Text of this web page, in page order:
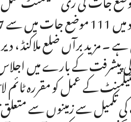
گئی ہے جو 51 فیصد بنتی ہے ۔ مزید برآں
کے بارے میں اجلاس
کے عمل کو مقررہ ٹائم
تکمیل سے زمینوں سے